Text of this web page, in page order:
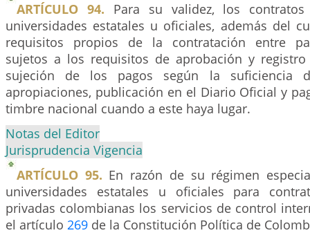
ARTÍCULO 94. Para su validez, los
universidades estatales u oficiales, además del
requisitos propios de la contratación entre
sujetos a los requisitos de aprobación y
sujeción de los pagos según la suficiencia
apropiaciones, publicación en el Diario Oficial y
timbre nacional cuando a este haya lugar.
Notas del Editor
Jurisprudencia Vigencia
ARTÍCULO 95. En razón de su régimen
universidades estatales u oficiales para
privadas colombianas los servicios de control
el artículo 269 de la Constitución Política de